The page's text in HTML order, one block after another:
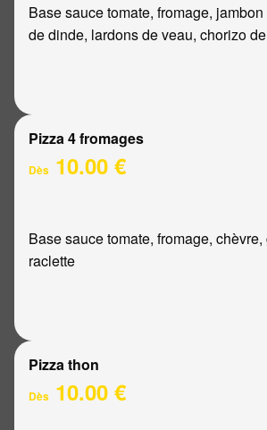
Base sauce tomate, fromage,
de dinde, lardons de veau, chorizo
Pizza 4 fromages
Dès 10.00 €
Base sauce tomate, fromage,
raclette
Pizza thon
Dès 10.00 €